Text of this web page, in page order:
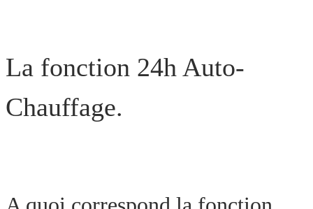
La fonction 24h Auto-
Chauffage.